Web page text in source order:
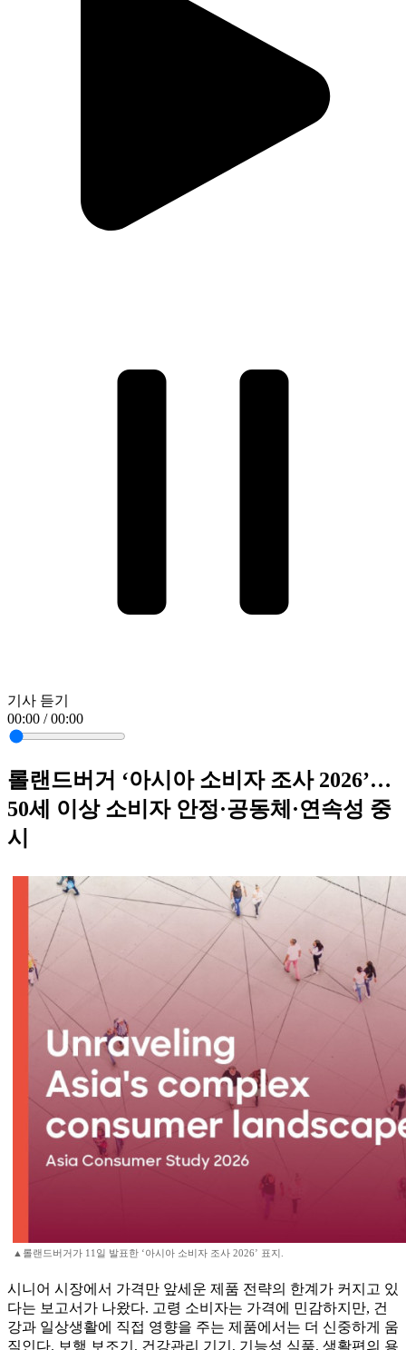
기사 듣기
00:00 / 00:00
롤랜드버거 ‘아시아 소비자 조사 2026’…
50세 이상 소비자 안정·공동체·연속성 중
시
▲롤랜드버거가 11일 발표한 ‘아시아 소비자 조사 2026’ 표지.
시니어 시장에서 가격만 앞세운 제품 전략의 한계가 커지고 있
다는 보고서가 나왔다. 고령 소비자는 가격에 민감하지만, 건
강과 일상생활에 직접 영향을 주는 제품에서는 더 신중하게 움
직인다. 보행 보조기, 건강관리 기기, 기능성 식품, 생활편의 용